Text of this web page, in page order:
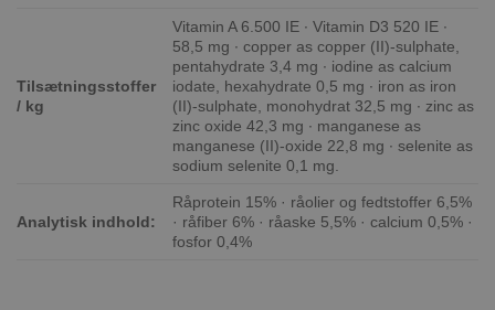
Tilsætningsstoffer
/ kg
Vitamin A 6.500 IE ∙ Vitamin D3 520 IE ∙
58,5 mg ∙ copper as copper (II)-sulphate,
pentahydrate 3,4 mg ∙ iodine as calcium
iodate, hexahydrate 0,5 mg ∙ iron as iron
(II)-sulphate, monohydrat 32,5 mg ∙ zinc as
zinc oxide 42,3 mg ∙ manganese as
manganese (II)-oxide 22,8 mg ∙ selenite as
sodium selenite 0,1 mg.
Analytisk indhold:
Råprotein 15% · råolier og fedtstoffer 6,5%
· råfiber 6% · råaske 5,5% · calcium 0,5% ·
fosfor 0,4%